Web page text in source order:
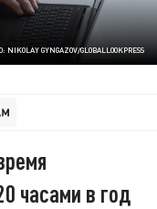
NIKOLAY GYNGAZOV/GLOBALLOOKPRESS
часами в год